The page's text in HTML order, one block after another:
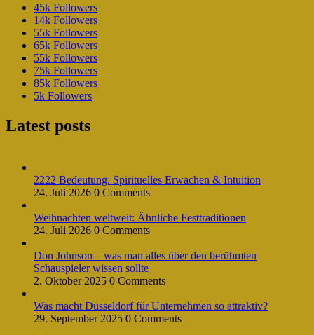
45k Followers
14k Followers
55k Followers
65k Followers
55k Followers
75k Followers
85k Followers
5k Followers
Latest posts
2222 Bedeutung: Spirituelles Erwachen & Intuition
24. Juli 2026 0 Comments
Weihnachten weltweit: Ähnliche Festtraditionen
24. Juli 2026 0 Comments
Don Johnson – was man alles über den berühmten
Schauspieler wissen sollte
2. Oktober 2025 0 Comments
Was macht Düsseldorf für Unternehmen so attraktiv?
29. September 2025 0 Comments